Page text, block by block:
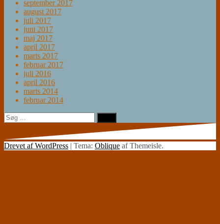
september 2017
august 2017
juli 2017
juni 2017
maj 2017
april 2017
marts 2017
februar 2017
juli 2016
april 2016
marts 2014
februar 2014
Søg
efter:
Drevet af WordPress | Tema: Oblique af Themeisle.